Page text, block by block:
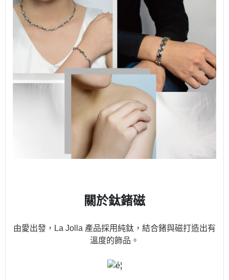
關於鈦鍺磁
由愛出發，La Jolla 產品採用純鈦，結合鍺與磁打造出有
溫度的飾品。